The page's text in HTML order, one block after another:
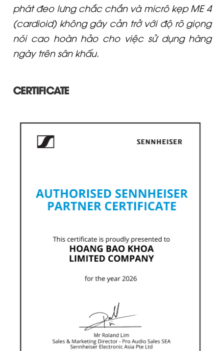
phát đeo lưng chắc chắn và micrô kẹp ME 4
(cardioid) không gây cản trở với độ rõ giọng
nói cao hoàn hảo cho việc sử dụng hàng
ngày trên sân khấu.
CERTIFICATE